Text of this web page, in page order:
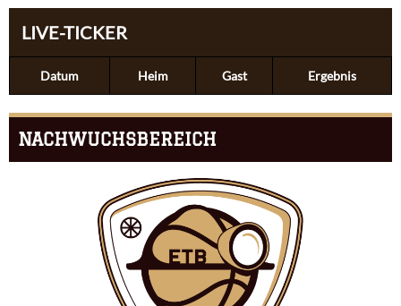
LIVE-TICKER
Datum Heim Gast Ergebnis
NACHWUCHSBEREICH